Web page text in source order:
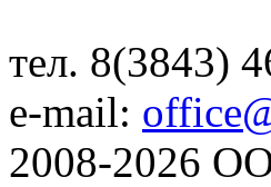
тел. 8(3843)
e-mail:
2008-2026